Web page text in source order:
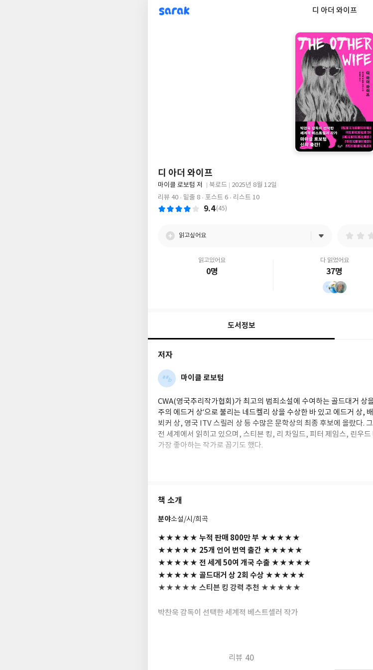
sarak 디 아더 와이프
디 아더 와이프
글
쓴
마이클 로보텀 저
출
판
사
북로드
판
2025년 8월 12일
리뷰 40
밑줄 8 포스트 6 리스트 10
9.4 (45)
읽고싶어요
읽고있어요
0명
다 읽었어요
37명
도서정보
저자
마이클 로보텀
CWA(영국추리작가협회)가 최고의 범죄소설에 수여하는 골드대거 상
주의 에드거 상’으로 불리는 네드켈리 상을 수상한 바 있고 에드거 상,
뵈커 상, 영국 ITV 스릴러 상 등 수많은 문학상의 최종 후보에 올랐다.
전 세계에서 읽히고 있으며, 스티븐 킹, 리 차일드, 피터 제임스, 린우
가장 좋아하는 작가로 꼽기도 했다.
호주의 시골 마을에서 태어난 로보텀은 1979년 시드니 〈선〉의 인턴
텀이 범죄자의 심리를 섬뜩할 만치 정확하게 묘사하는 작가로 인정받는
1990년대 영국으로 건너간 로보텀은 고스트라이터로 활약하며 여러
와의 인터뷰를 계기로 마침내 자기 자신의 글을 쓰기 시작한다. 데뷔작
는 작품인 『용의자The Suspect』는 2003년 프랑크푸르트 도서전
고의 화제작이 되었다.
2015년에 로보텀은 스탠드얼론 작품인 『라이프 오어 데스』로 스티
제치고 CWA 골드대거 상을 수상한 데 이어, 2020년에는 사이러스 헤
설에 수여하는 이언 플레밍 스틸대거 상을 후속작인 『그녀가 좋았을
스』는 〈올드보이〉, 〈박쥐〉, 〈헤어질 결심〉 등을 연출한 박찬
책 소개
분야소설/시/희곡
★★★★★ 누적 판매 800만 부 ★★★★★
★★★★★ 25개 언어 번역 출간 ★★★★★
★★★★★ 전 세계 50여 개국 수출 ★★★★★
★★★★★ 골드대거 상 2회 수상 ★★★★★
★★★★★ 스티븐 킹 강력 추천 ★★★★★
박찬욱 감독이 선택한 세계적 베스트셀러 작가
잔인하고 매혹적인 어느 가족의 세계
리뷰 40